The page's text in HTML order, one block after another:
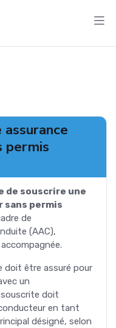
permis
de souscrire une
sans permis
de
(AAC),
doit être assuré pour
un
doit
en tant
désigné, selon